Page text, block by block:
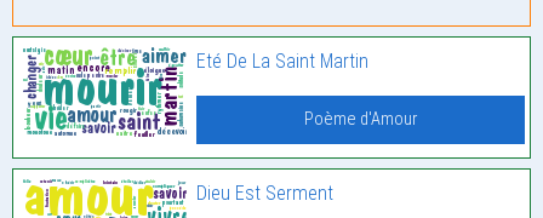
Eté De La Saint Martin
Poème d'Amour
Dieu Est Serment